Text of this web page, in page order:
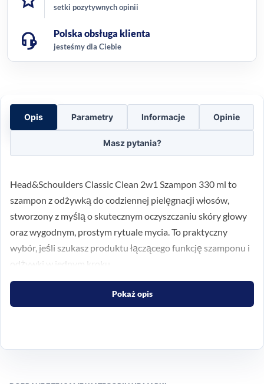
setki pozytywnych opinii
Polska obsługa klienta
jesteśmy dla Ciebie
Opis Parametry Informacje Opinie
Masz pytania?
Head&Schoulders Classic Clean 2w1 Szampon 330 ml to
szampon z odżywką do codziennej pielęgnacji włosów,
stworzony z myślą o skutecznym oczyszczaniu skóry głowy
oraz wygodnym, prostym rytuale mycia. To praktyczny
wybór, jeśli szukasz produktu łączącego funkcję szamponu i
odżywki w jednym kroku.
Formuła Classic Clean wspiera usuwanie nadmiaru sebum i
zanieczyszczeń, a jednocześnie pomaga pozostawić włosy
rutynę osób, które cenią szybkie, a zarazem kompleksowe
Pokaż opis